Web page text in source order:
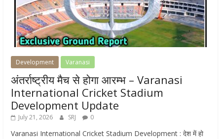
Development Varanasi
अंतर्राष्ट्रीय मैच से होगा आरम्भ – Varanasi
International Cricket Stadium
Development Update
July 21, 2026 SRJ 0
Varanasi International Cricket Stadium Development : देश में हो